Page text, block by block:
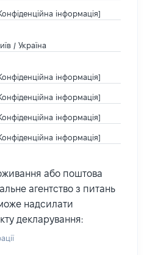
інформація]
/ Україна
інформація]
інформація]
інформація]
інформація]
або поштова
агентство з питань
надсилати
декларування: